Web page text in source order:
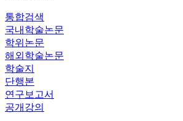
통합검색
국내학술논문
학위논문
해외학술논문
학술지
단행본
연구보고서
공개강의